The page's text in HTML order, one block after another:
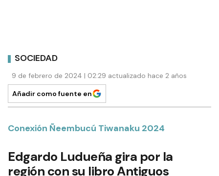
SOCIEDAD
9 de febrero de 2024 | 02:29 actualizado hace 2 años
Añadir como fuente en
Conexión Ñeembucú Tiwanaku 2024
Edgardo Ludueña gira por la
región con su libro Antiguos